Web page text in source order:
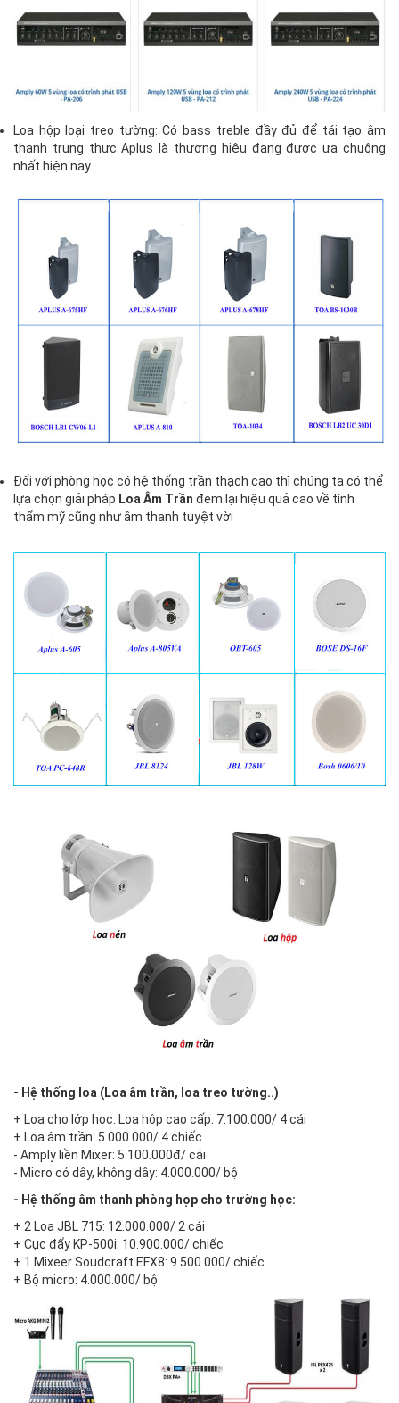
Loa hộp loại treo tường: Có bass treble đầy đủ để tái tạo âm
thanh trung thực Aplus là thương hiệu đang được ưa chuộng
nhất hiện nay
Đối với phòng học có hệ thống trần thạch cao thì chúng ta có thể
lựa chọn giải pháp Loa Âm Trần đem lại hiệu quả cao về tính
thẩm mỹ cũng như âm thanh tuyệt vời
- Hệ thống loa (Loa âm trần, loa treo tường..)
+ Loa cho lớp học. Loa hộp cao cấp: 7.100.000/ 4 cái
+ Loa âm trần: 5.000.000/ 4 chiếc
- Amply liền Mixer: 5.100.000đ/ cái
- Micro có dây, không dây: 4.000.000/ bộ
- Hệ thống âm thanh phòng họp cho trường học:
+ 2 Loa JBL 715: 12.000.000/ 2 cái
+ Cục đẩy KP-500i: 10.900.000/ chiếc
+ 1 Mixeer Soudcraft EFX8: 9.500.000/ chiếc
+ Bộ micro: 4.000.000/ bộ